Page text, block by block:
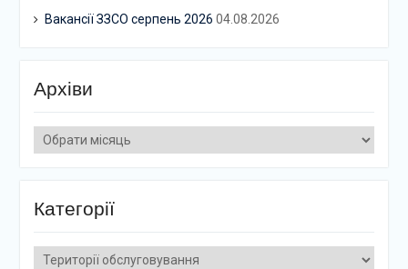
Вакансії ЗЗСО серпень 2026 04.08.2026
Архіви
Архіви
Категорії
Категорії